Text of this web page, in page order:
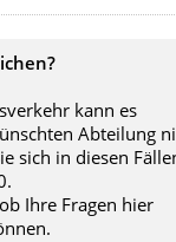
kann es
Abteilung
sich in diesen
Ihre Fragen hier